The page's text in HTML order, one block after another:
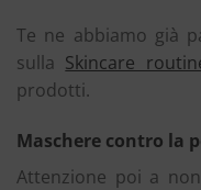
Te ne abbiamo già
sulla Skincare
prodotti.
Maschere contro la
Attenzione poi a